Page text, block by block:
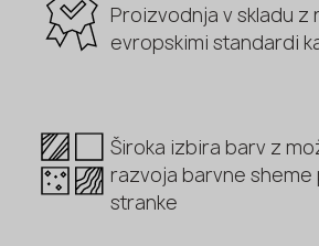
Proizvodnja v skladu z
evropskimi standardi
Široka izbira barv z
razvoja barvne sheme
stranke